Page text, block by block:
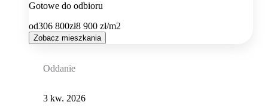
Gotowe do odbioru
od306 800zł8 900 zł/m2
Zobacz mieszkania
Oddanie
3 kw. 2026